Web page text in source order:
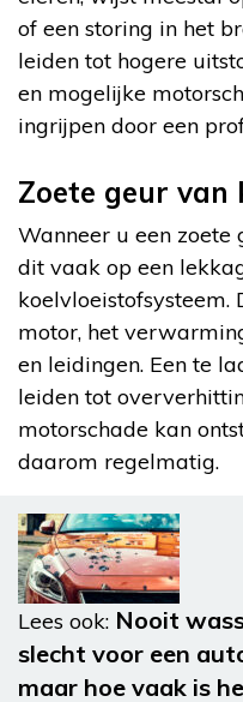
of een storing in het
leiden tot hogere
en mogelijke
ingrijpen door een
Zoete geur van
Wanneer u een
dit vaak op een
koelvloeistofsysteem.
motor, het
en leidingen. Een te
leiden tot
motorschade kan
daarom regelmatig.
Lees ook: Nooit
slecht voor een
maar hoe vaak is